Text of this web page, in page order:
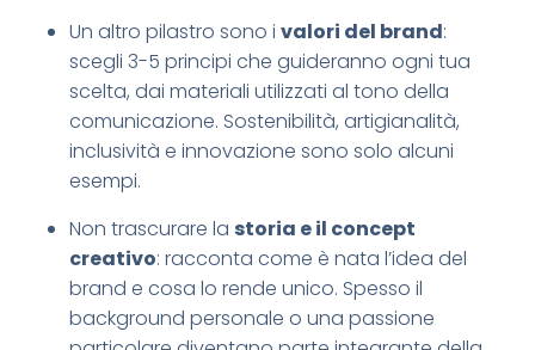
Un altro pilastro sono i valori del brand:
scegli 3-5 principi che guideranno ogni tua
scelta, dai materiali utilizzati al tono della
comunicazione. Sostenibilità, artigianalità,
inclusività e innovazione sono solo alcuni
esempi.
Non trascurare la storia e il concept
creativo: racconta come è nata l’idea del
brand e cosa lo rende unico. Spesso il
background personale o una passione